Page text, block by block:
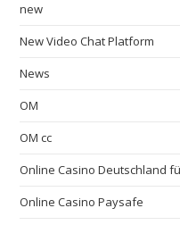
new
New Video Chat Platform
News
OM
OM cc
Online Casino Deutschland
Online Casino Paysafe